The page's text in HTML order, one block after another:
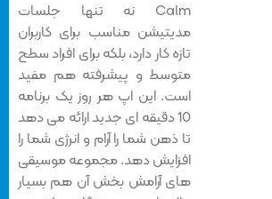
Calm نه تنها جلسات
مدیتیشن مناسب برای کاربران
تازه کار دارد، بلکه برای افراد سطح
متوسط و پیشرفته هم مفید
است. این اپ هر روز یک برنامه
10 دقیقه ای جدید ارائه می دهد
تا ذهن شما را آرام و انرژی شما را
افزایش دهد. مجموعه موسیقی
های آرامش بخش آن هم بسیار